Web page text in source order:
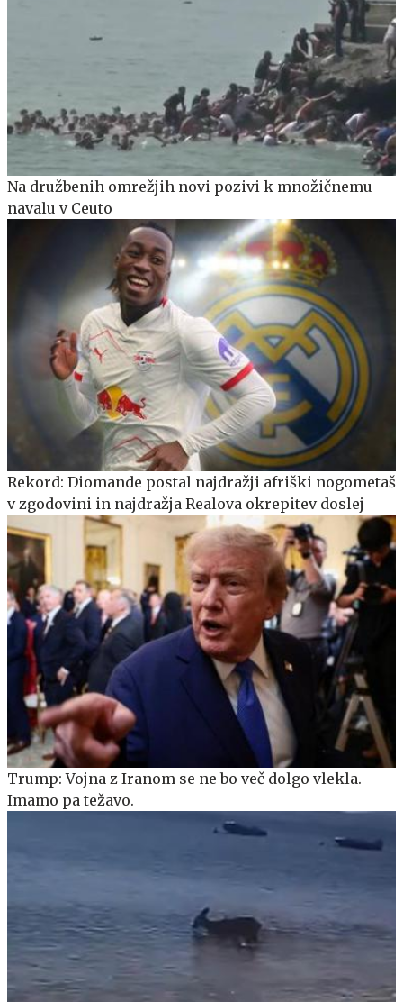
Na družbenih omrežjih novi pozivi k množičnemu
navalu v Ceuto
Rekord: Diomande postal najdražji afriški nogometaš
v zgodovini in najdražja Realova okrepitev doslej
Trump: Vojna z Iranom se ne bo več dolgo vlekla.
Imamo pa težavo.